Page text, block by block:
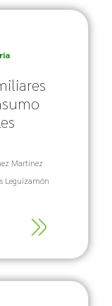
Martínez
Leguizamón